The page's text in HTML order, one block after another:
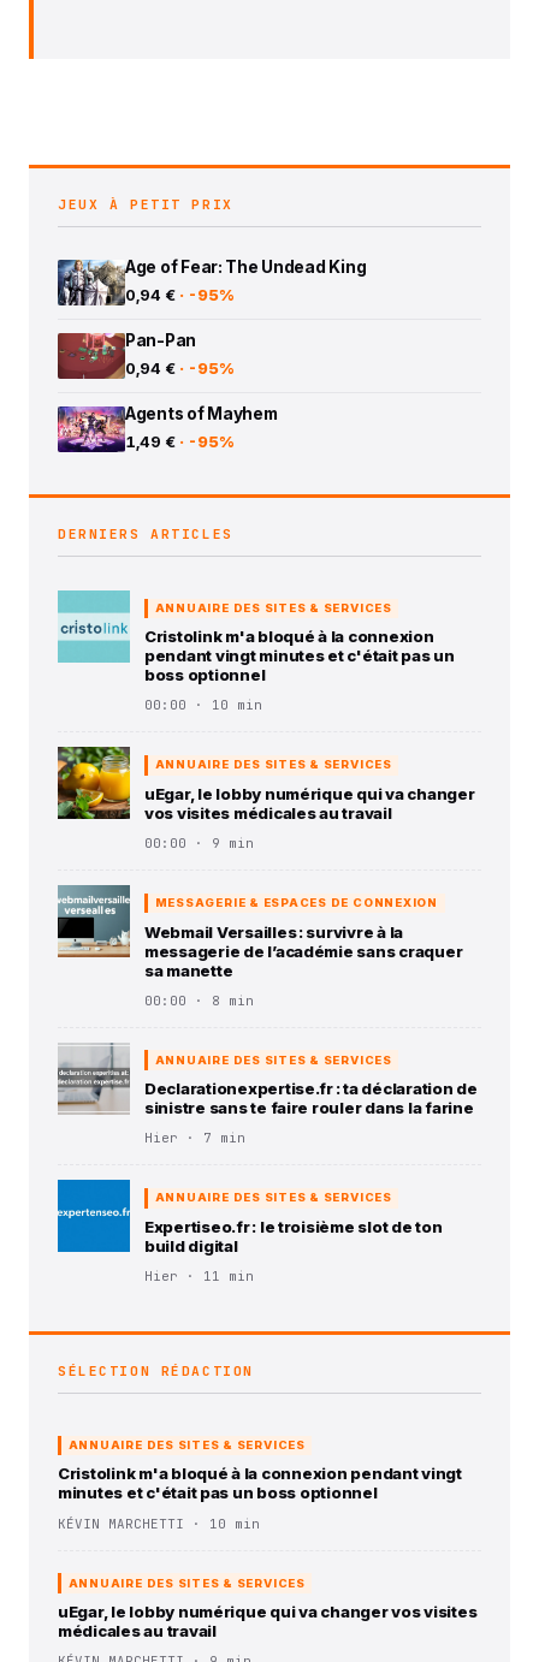
JEUX À PETIT PRIX
Age of Fear: The Undead King
0,94 € · -95%
Pan-Pan
0,94 € · -95%
Agents of Mayhem
1,49 € · -95%
DERNIERS ARTICLES
ANNUAIRE DES SITES & SERVICES
Cristolink m'a bloqué à la connexion
pendant vingt minutes et c'était pas un
boss optionnel
00:00 · 10 min
ANNUAIRE DES SITES & SERVICES
uEgar, le lobby numérique qui va changer
vos visites médicales au travail
00:00 · 9 min
MESSAGERIE & ESPACES DE CONNEXION
Webmail Versailles : survivre à la
messagerie de l’académie sans craquer
sa manette
00:00 · 8 min
ANNUAIRE DES SITES & SERVICES
Declarationexpertise.fr : ta déclaration de
sinistre sans te faire rouler dans la farine
Hier · 7 min
ANNUAIRE DES SITES & SERVICES
Expertiseo.fr : le troisième slot de ton
build digital
Hier · 11 min
SÉLECTION RÉDACTION
ANNUAIRE DES SITES & SERVICES
Cristolink m'a bloqué à la connexion pendant vingt
minutes et c'était pas un boss optionnel
KÉVIN MARCHETTI · 10 min
ANNUAIRE DES SITES & SERVICES
uEgar, le lobby numérique qui va changer vos visites
médicales au travail